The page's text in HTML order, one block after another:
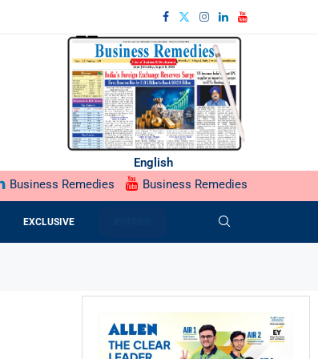
English
Business Remedies Business Remedies
EXCLUSIVE